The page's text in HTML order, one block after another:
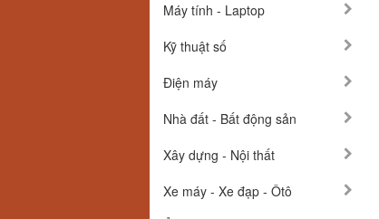
Máy tính - Laptop
Kỹ thuật số
Điện máy
Nhà đất - Bất động sản
Xây dựng - Nội thất
Xe máy - Xe đạp - Ôtô